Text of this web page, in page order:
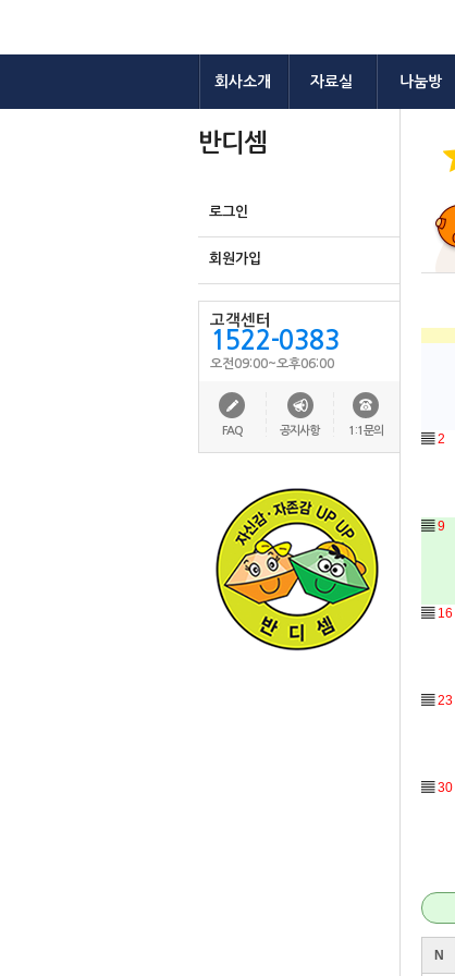
회사소개 자료실 나눔방
반디셈
로그인
회원가입
고객센터
1522-0383
오전09:00~오후06:00
FAQ 공지사항 1:1문의
▤ 2
▤ 9
▤ 16
▤ 23
▤ 30
N